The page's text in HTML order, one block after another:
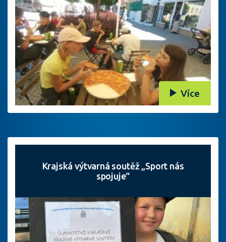
Více
Krajská výtvarná soutěž „Sport nás
spojuje“